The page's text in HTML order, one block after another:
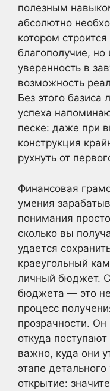
полезным
абсолютно
котором
благополучие, но
уверенность в
возможность
Без этого
успеха
песке: даже при
конструкция
рухнуть от
Финансовая
умения
понимания
сколько вы
удается
краеугольный
личный бюджет.
бюджета — это не
процесс
прозрачности. Он
откуда
важно, куда они
этапе
открытие: